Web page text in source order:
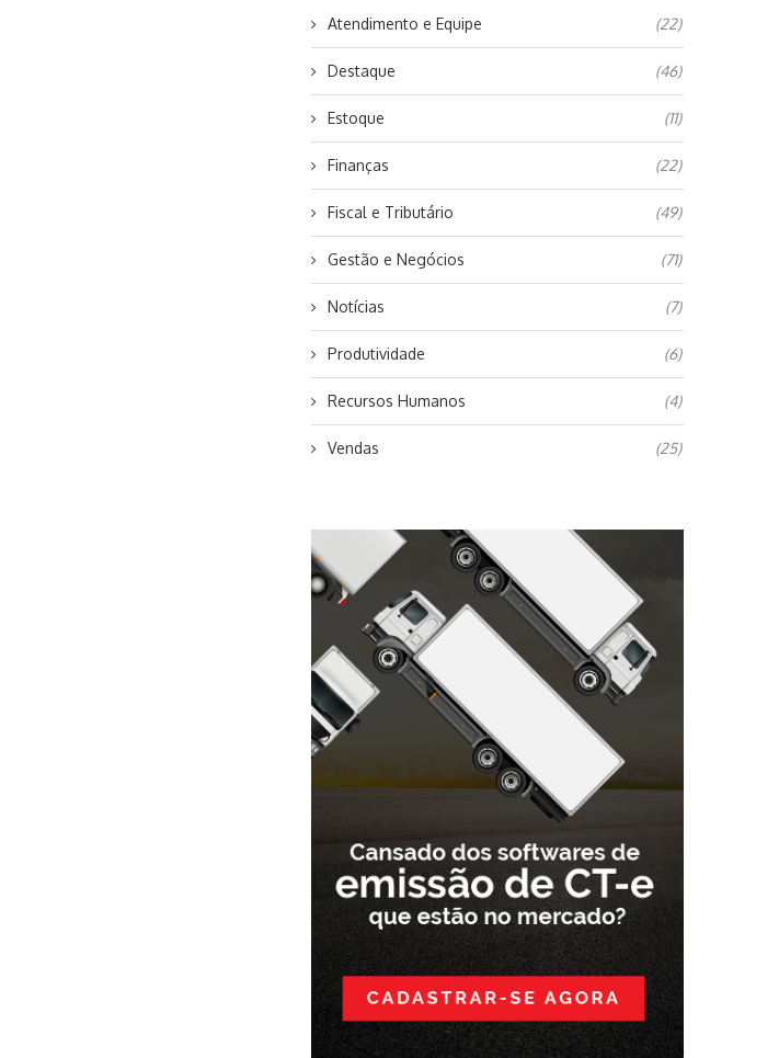
Atendimento e Equipe (22)
Destaque (46)
Estoque (11)
Finanças (22)
Fiscal e Tributário (49)
Gestão e Negócios (71)
Notícias (7)
Produtividade (6)
Recursos Humanos (4)
Vendas (25)